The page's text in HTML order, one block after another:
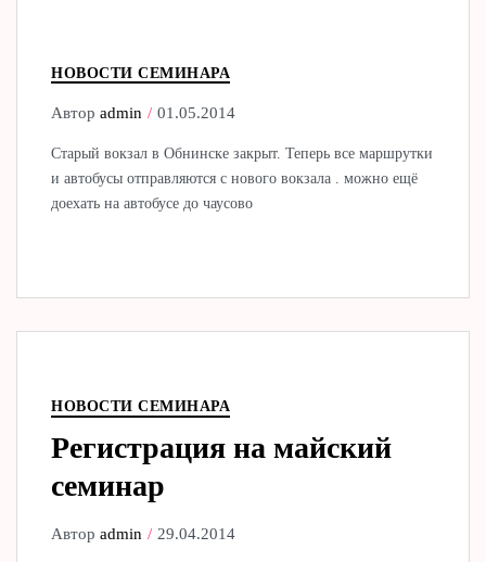
НОВОСТИ СЕМИНАРА
Авторadmin 01.05.2014
Старый вокзал в Обнинске закрыт. Теперь все маршрутки
и автобусы отправляются с нового вокзала . можно ещё
доехать на автобусе до чаусово
НОВОСТИ СЕМИНАРА
Регистрация на майский
семинар
Авторadmin 29.04.2014